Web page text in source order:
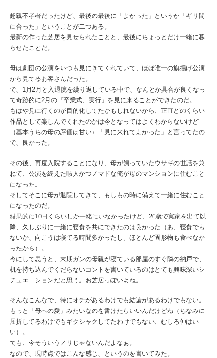
超親不孝者だったけど、最後の最後に「よかった」というか「ギリ間
に合った」ということが二つある。
最新の作った芝居を見せられたことと、最後にちょっとだけ一緒に暮
らせたことだ。
母は劇団の公演をいつも見にきてくれていて、ほぼ唯一の旗揚げ公演
から見てるお客さんだった。
で、1月2月と入退院を繰り返している中で、なんとか具合が良くなっ
て奇跡的に2月の『卒業式、実行』を見に来ることができたのだ。
もはや見に行くのが目的化してたかもしれないから、正直どのくらい
作品として楽しんでくれたのかは今となってはよくわからないけど
（基本うちの母の評価は甘い）「見に来れてよかった」と言ってたの
で、良かった。
その後、再度入院することになり、母が飼っていたウサギの世話を兼
ねて、公演を終えた暇人かつノマドな俺が母のマンションに住むこと
になった。
そしてそこに母が退院してきて、もしもの時に備えて一緒に住むこと
になったのだ。
結果的に10日くらいしか一緒にいなかったけど、20歳で実家を出て以
降、久しぶりに一緒に寝食を共にできたのは良かった（あ、寝食でも
ないか、向こうは寝てる時間多かったし、ほとんど固形物も食べなか
ったから）。
今にして思うと、末期ガンの母親が寝ている部屋のすぐ隣の納戸で、
机を持ち込んでくだらないコントを書いているのはとても興味深いシ
チュエーションだと思う。お芝居っぽいよね。
そんなこんなで、特にオチがあるわけでも結論があるわけでもない。
もっと「母への愛」みたいなのを書けたらいいんだけどね（ちなみに
屈折してるわけでもギクシャクしてたわけでもない、むしろ仲はい
い）。
でも、今そういうノリじゃないんだよなぁ。
なので、現時点ではこんな感じ、というのを書いてみた。